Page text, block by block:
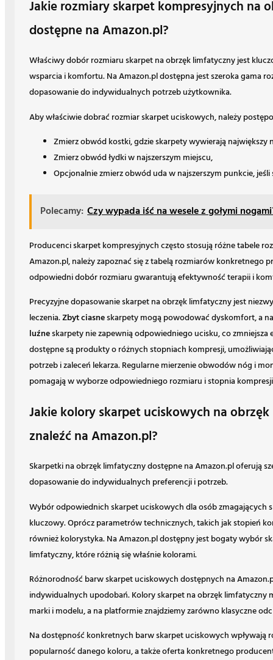
Jakie rozmiary skarpet kompresyjnych na
dostępne na Amazon.pl?
Właściwy dobór rozmiaru skarpet na obrzęk limfatyczny jest
wsparcia i komfortu. Na Amazon.pl dostępna jest szeroka gama
dopasowanie do indywidualnych potrzeb użytkownika.
Aby właściwie dobrać rozmiar skarpet uciskowych, należy
Zmierz obwód kostki, gdzie skarpety wywierają największy
Zmierz obwód łydki w najszerszym miejscu,
Opcjonalnie zmierz obwód uda w najszerszym punkcie,
Polecamy: Czy wypada iść na wesele z gołymi
Producenci skarpet kompresyjnych często stosują różne tabele
Amazon.pl, należy zapoznać się z tabelą rozmiarów konkretnego
odpowiedni dobór rozmiaru gwarantują efektywność terapii i
Precyzyjne dopasowanie skarpet na obrzęk limfatyczny jest
leczenia.Zbyt ciasneskarpety mogą powodować dyskomfort, a
luźneskarpety nie zapewnią odpowiedniego ucisku, co
dostępne są produkty o różnych stopniach kompresji,
potrzeb i zaleceń lekarza. Regularne mierzenie obwodów nóg i
pomagają w wyborze odpowiedniego rozmiaru i stopnia
Jakie kolory skarpet uciskowych na
znaleźć na Amazon.pl?
Skarpetki na obrzęk limfatyczny dostępne na Amazon.pl oferują
dopasowanie do indywidualnych preferencji i potrzeb.
Wybór odpowiednich skarpet uciskowych dla osób zmagających
kluczowy. Oprócz parametrów technicznych, takich jak stopień
również kolorystyka. Na Amazon.pl dostępny jest bogaty wybór
limfatyczny, które różnią się właśnie kolorami.
Różnorodność barw skarpet uciskowych dostępnych na
indywidualnych upodobań. Kolory skarpet na obrzęk limfatyczny
marki i modelu, a na platformie znajdziemy zarówno klasyczne
Na dostępność konkretnych barw skarpet uciskowych wpływają
popularność danego koloru, a także oferta konkretnego